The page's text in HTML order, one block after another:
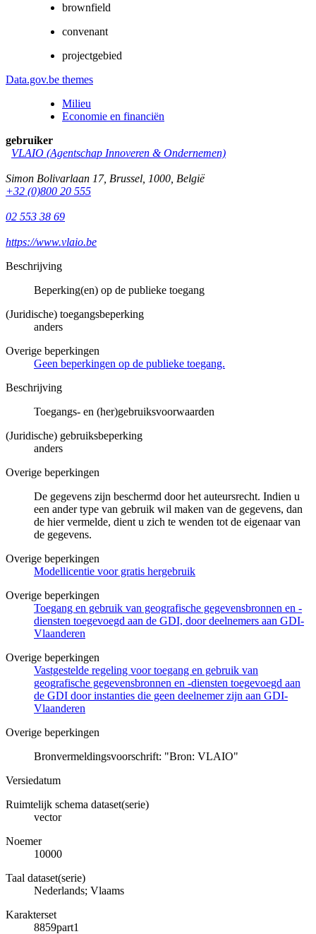
brownfield
convenant
projectgebied
Data.gov.be themes
Milieu
Economie en financiën
gebruiker
VLAIO (Agentschap Innoveren & Ondernemen)
Simon Bolivarlaan 17, Brussel 1000 België
+32 (0)800 20 555
02 553 38 69
https://www.vlaio.be
Beschrijving
Beperking(en) op de publieke toegang
(Juridische) toegangsbeperking
anders
Overige beperkingen
Geen beperkingen op de publieke toegang.
Beschrijving
Toegangs- en (her)gebruiksvoorwaarden
(Juridische) gebruiksbeperking
anders
Overige beperkingen
De gegevens zijn beschermd door het auteursrecht. Indien u
een ander type van gebruik wil maken van de gegevens, dan
de hier vermelde, dient u zich te wenden tot de eigenaar van
de gegevens.
Overige beperkingen
Modellicentie voor gratis hergebruik
Overige beperkingen
Toegang en gebruik van geografische gegevensbronnen en -
diensten toegevoegd aan de GDI, door deelnemers aan GDI-
Vlaanderen
Overige beperkingen
Vastgestelde regeling voor toegang en gebruik van
geografische gegevensbronnen en -diensten toegevoegd aan
de GDI door instanties die geen deelnemer zijn aan GDI-
Vlaanderen
Overige beperkingen
Bronvermeldingsvoorschrift: "Bron: VLAIO"
Versiedatum
Ruimtelijk schema dataset(serie)
vector
Noemer
10000
Taal dataset(serie)
Nederlands; Vlaams
Karakterset
8859part1